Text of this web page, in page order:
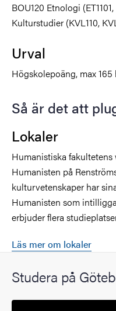
BOU120 Etnologi (ET1101,
Kulturstudier (KVL110,
Urval
Högskolepoäng, max 165
Så är det att
Lokaler
Humanistiska
Humanisten på
kulturvetenskaper har
Humanisten som
erbjuder flera
Läs mer om lokaler
Studera på